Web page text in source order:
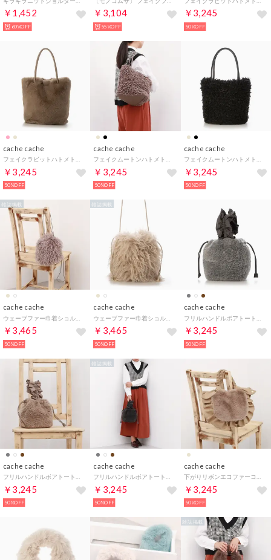
￥1,452
60%OFF
￥3,104
55%OFF
￥3,245
50%OFF
cache cache
￥3,245
50%OFF
cache cache
￥3,245
50%OFF
cache cache
￥3,245
50%OFF
cache cache
￥3,465
雑誌掲載
50%OFF
cache cache
￥3,465
雑誌掲載
50%OFF
cache cache
￥3,245
50%OFF
cache cache
￥3,245
50%OFF
cache cache
￥3,245
雑誌掲載
50%OFF
cache cache
￥3,245
50%OFF
雑誌掲載